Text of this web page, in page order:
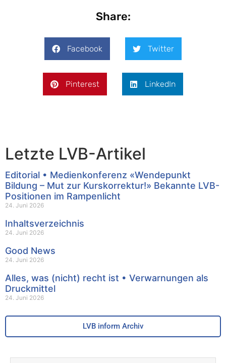
Share:
Facebook Twitter
Pinterest LinkedIn
Letzte LVB-Artikel
Editorial • Medienkonferenz «Wendepunkt
Bildung – Mut zur Kurskorrektur!» Bekannte LVB-
Positionen im Rampenlicht
24. Juni 2026
Inhaltsverzeichnis
24. Juni 2026
Good News
24. Juni 2026
Alles, was (nicht) recht ist • Verwarnungen als
Druckmittel
24. Juni 2026
LVB inform Archiv